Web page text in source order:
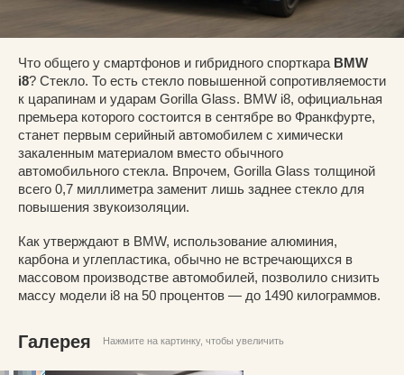
Что общего у смартфонов и гибридного спорткара BMW
i8? Стекло. То есть стекло повышенной сопротивляемости
к царапинам и ударам Gorilla Glass. BMW i8, официальная
премьера которого состоится в сентябре во Франкфурте,
станет первым серийный автомобилем с химически
закаленным материалом вместо обычного
автомобильного стекла. Впрочем, Gorilla Glass толщиной
всего 0,7 миллиметра заменит лишь заднее стекло для
повышения звукоизоляции.
Как утверждают в BMW, использование алюминия,
карбона и углепластика, обычно не встречающихся в
массовом производстве автомобилей, позволило снизить
массу модели i8 на 50 процентов — до 1490 килограммов.
Галерея Нажмите на картинку, чтобы увеличить